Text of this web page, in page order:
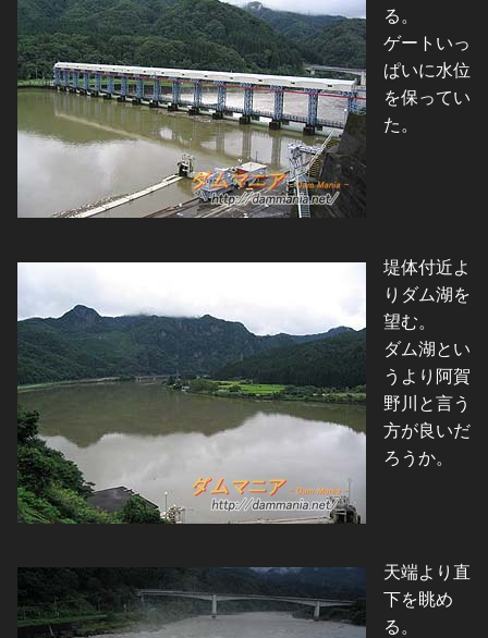
る。
ゲートいっ
ぱいに水位
を保ってい
た。
堤体付近よ
りダム湖を
望む。
ダム湖とい
うより阿賀
野川と言う
方が良いだ
ろうか。
天端より直
下を眺め
る。